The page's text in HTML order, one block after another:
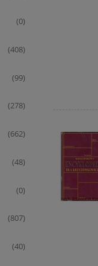
(0)
(408)
(99)
(278)
(662)
(48)
(0)
(807)
(40)